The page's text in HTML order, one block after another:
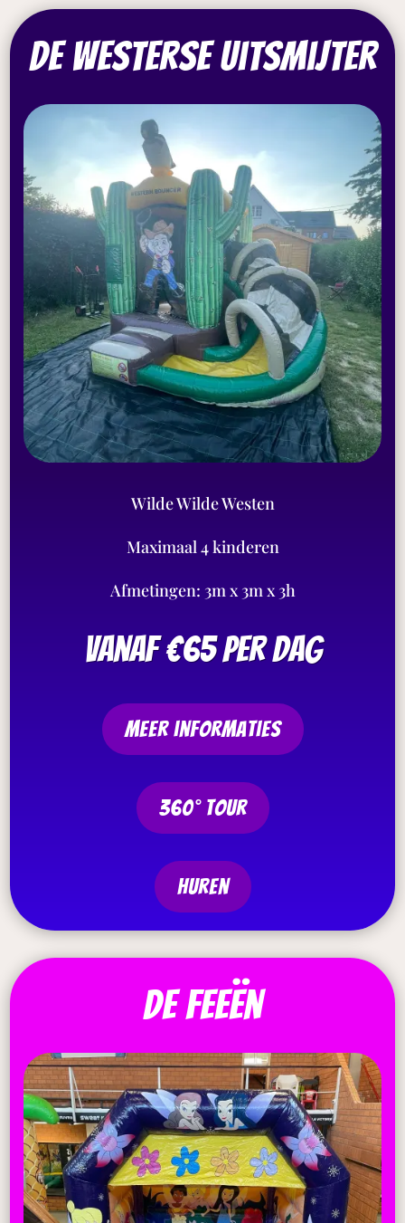
De westerse uitsmijter
Wilde Wilde Westen
Maximaal 4 kinderen
Afmetingen: 3m x 3m x 3h
vanaf €65 per dag
meer informaties
360° tour
Huren
De feeën